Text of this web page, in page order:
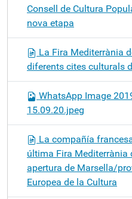
Consell de Cultura
nova etapa
La Fira Mediterrània
diferents cites culturals
WhatsApp Image
15.09.20.jpeg
La compañía
última Fira Mediterrània
apertura de Marsella/
Europea de la Cultura